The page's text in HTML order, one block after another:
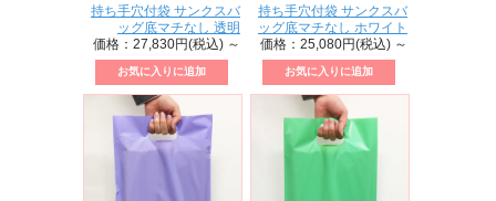
持ち手穴付袋 サンクスバ
ッグ底マチなし 透明
価格：27,830円(税込) ～
持ち手穴付袋 サンクスバ
ッグ底マチなし ホワイト
価格：25,080円(税込) ～